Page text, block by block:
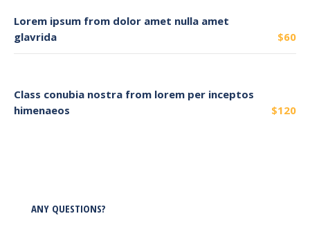
Lorem ipsum from dolor amet nulla amet
glavrida
$60
Class conubia nostra from lorem per inceptos
himenaeos
$120
ANY QUESTIONS?